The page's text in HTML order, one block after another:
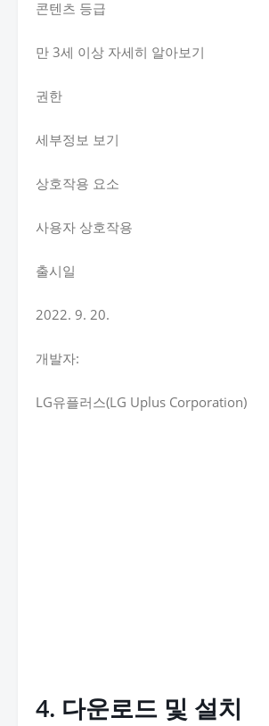
콘텐츠 등급
만 3세 이상 자세히 알아보기
권한
세부정보 보기
상호작용 요소
사용자 상호작용
출시일
2022. 9. 20.
개발자:
LG유플러스(LG Uplus Corporation)
4. 다운로드 및 설치